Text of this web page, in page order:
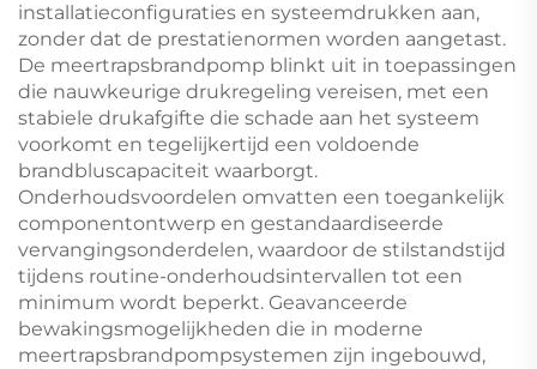
installatieconfiguraties en systeemdrukken aan,
zonder dat de prestatienormen worden aangetast.
De meertrapsbrandpomp blinkt uit in toepassingen
die nauwkeurige drukregeling vereisen, met een
stabiele drukafgifte die schade aan het systeem
voorkomt en tegelijkertijd een voldoende
brandbluscapaciteit waarborgt.
Onderhoudsvoordelen omvatten een toegankelijk
componentontwerp en gestandaardiseerde
vervangingsonderdelen, waardoor de stilstandstijd
tijdens routine-onderhoudsintervallen tot een
minimum wordt beperkt. Geavanceerde
bewakingsmogelijkheden die in moderne
meertrapsbrandpompsystemen zijn ingebouwd,